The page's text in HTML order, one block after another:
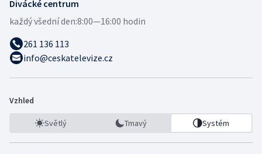
Divácké centrum
každý všední den:8:00—16:00 hodin
261 136 113
info@ceskatelevize.cz
Vzhled
Světlý Tmavý Systém